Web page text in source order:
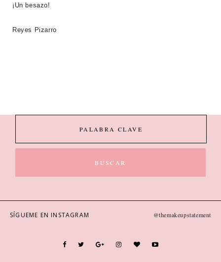
¡Un besazo!
Reyes Pizarro
SÍGUEME EN INSTAGRAM @themakeupstatement